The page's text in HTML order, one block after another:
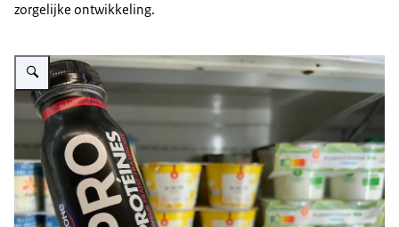
zorgelijke ontwikkeling.
Vergroot afbeelding HIPRO nutriscore